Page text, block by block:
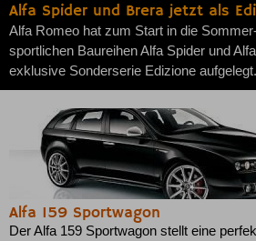
Alfa Spider und Brera jetzt als
Alfa Romeo hat zum Start in die
sportlichen Baureihen Alfa Spider und
exklusive Sonderserie Edizione aufgelegt.
Alfa 159 Sportwagon
Der Alfa 159 Sportwagon stellt eine